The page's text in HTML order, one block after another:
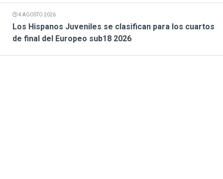
4 AGOSTO 2026
Los Hispanos Juveniles se clasifican para los cuartos
de final del Europeo sub18 2026